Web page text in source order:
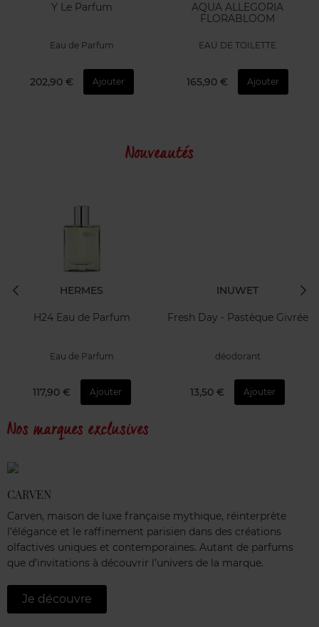
Y Le Parfum
Eau de Parfum
202,90 € Ajouter
AQUA ALLEGORIA
FLORABLOOM
EAU DE TOILETTE
165,90 € Ajouter
Nouveautés
HERMES
H24 Eau de Parfum
Eau de Parfum
117,90 € Ajouter
INUWET
Fresh Day - Pastèque Givrée
déodorant
13,50 € Ajouter
Nos marques exclusives
CARVEN
Carven, maison de luxe française mythique, réinterprète
l’élégance et le raffinement parisien dans des créations
olfactives uniques et contemporaines. Autant de parfums
que d’invitations à découvrir l’univers de la marque.
Je découvre